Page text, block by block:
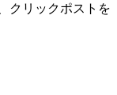
クリックポストを